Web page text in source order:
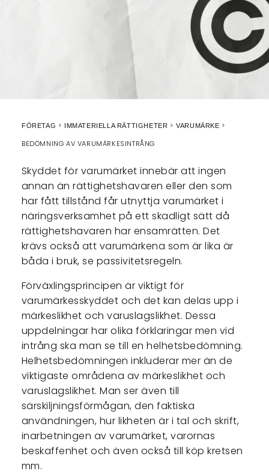
FÖRETAG IMMATERIELLA RÄTTIGHETER VARUMÄRKE
BEDÖMNING AV VARUMÄRKESINTRÅNG
Skyddet för varumärket innebär att ingen
annan än rättighetshavaren eller den som
har fått tillstånd får utnyttja varumärket i
näringsverksamhet på ett skadligt sätt då
rättighetshavaren har ensamrätten. Det
krävs också att varumärkena som är lika är
båda i bruk, se passivitetsregeln.
Förväxlingsprincipen är viktigt för
varumärkesskyddet och det kan delas upp i
märkeslikhet och varuslagslikhet. Dessa
uppdelningar har olika förklaringar men vid
intrång ska man se till en helhetsbedömning.
Helhetsbedömningen inkluderar mer än de
viktigaste områdena av märkeslikhet och
varuslagslikhet. Man ser även till
särskiljningsförmågan, den faktiska
användningen, hur likheten är i tal och skrift,
inarbetningen av varumärket, varornas
beskaffenhet och även också till köp kretsen
mm.